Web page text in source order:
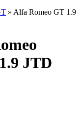
» Alfa Romeo GT 1.9
JTD